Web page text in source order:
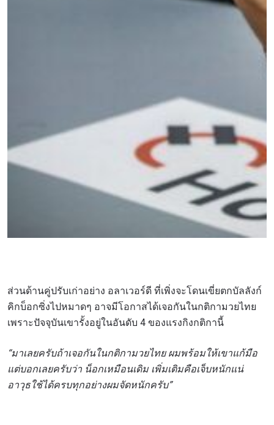
ส่วนด้านคู่ปรับเก่าอย่าง อลาเวอร์ดี ที่เพิ่งจะโดนเขี่ยตกบัลลังก์
คิกบ็อกซิ่งไปหมาดๆ อาจมีโอกาสได้เจอกันในกติกามวยไทย
เพราะปัจจุบันเขารั้งอยู่ในอันดับ 4 ของแรงกิงกติกานี้
“มาเลยครับถ้าเจอกันในกติกามวยไทย ผมพร้อมให้เขาแก้มือ
แต่บอกเลยครับว่า น็อกเหมือนเดิม เพิ่มเติมคือเจ็บหนักแน่
อาวุธใช้ได้ครบทุกอย่างผมจัดหนักครับ”